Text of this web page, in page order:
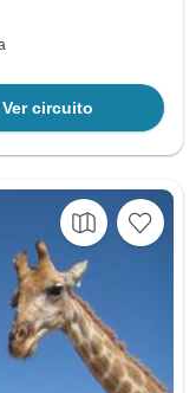
Ver circuito